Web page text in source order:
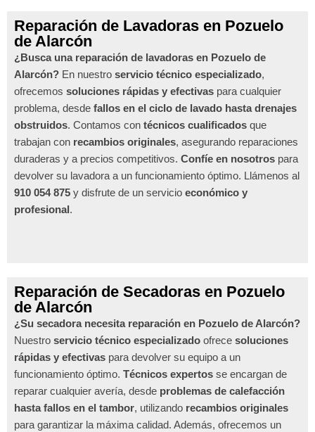
Reparación de Lavadoras en Pozuelo
de Alarcón
¿Busca una reparación de lavadoras en Pozuelo de
Alarcón? En nuestro servicio técnico especializado,
ofrecemos soluciones rápidas y efectivas para cualquier
problema, desde fallos en el ciclo de lavado hasta drenajes
obstruidos. Contamos con técnicos cualificados que
trabajan con recambios originales, asegurando reparaciones
duraderas y a precios competitivos. Confíe en nosotros para
devolver su lavadora a un funcionamiento óptimo. Llámenos al
910 054 875 y disfrute de un servicio económico y
profesional.
Reparación de Secadoras en Pozuelo
de Alarcón
¿Su secadora necesita reparación en Pozuelo de Alarcón?
Nuestro servicio técnico especializado ofrece soluciones
rápidas y efectivas para devolver su equipo a un
funcionamiento óptimo. Técnicos expertos se encargan de
reparar cualquier avería, desde problemas de calefacción
hasta fallos en el tambor, utilizando recambios originales
para garantizar la máxima calidad. Además, ofrecemos un